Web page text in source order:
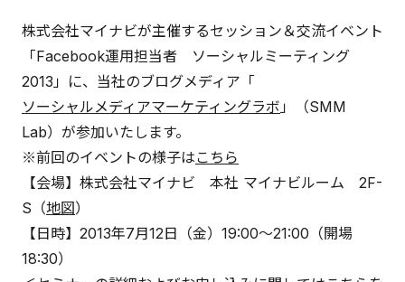
株式会社マイナビが主催するセッション＆交流イベント
「Facebook運用担当者 ソーシャルミーティング
2013」に、当社のブログメディア「
ソーシャルメディアマーケティングラボ 」（SMM
Lab）が参加いたします。
※前回のイベントの様子は こちら
【会場】株式会社マイナビ 本社 マイナビルーム 2F-
S（地図）
【日時】2013年7月12日（金）19:00～21:00（開場
18:30）